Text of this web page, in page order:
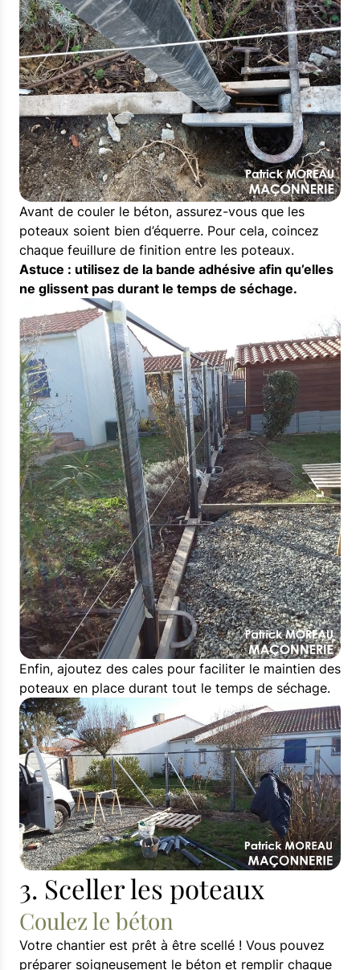
Avant de couler le béton, assurez-vous que les
poteaux soient bien d’équerre. Pour cela, coincez
chaque feuillure de finition entre les poteaux.
Astuce : utilisez de la bande adhésive afin qu’elles
ne glissent pas durant le temps de séchage.
Enfin, ajoutez des cales pour faciliter le maintien des
poteaux en place durant tout le temps de séchage.
3. Sceller les poteaux
Coulez le béton
Votre chantier est prêt à être scellé ! Vous pouvez
préparer soigneusement le béton et remplir chaque